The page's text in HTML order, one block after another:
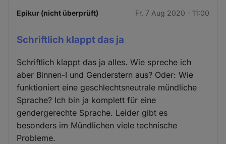
Epikur (nicht überprüft) Fr. 7 Aug 2020 - 11:00
Schriftlich klappt das ja
Schriftlich klappt das ja alles. Wie spreche ich
aber Binnen-I und Genderstern aus? Oder: Wie
funktioniert eine geschlechtsneutrale mündliche
Sprache? Ich bin ja komplett für eine
gendergerechte Sprache. Leider gibt es
besonders im Mündlichen viele technische
Probleme.